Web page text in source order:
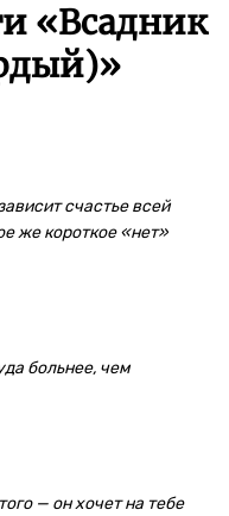
«Всадник
счастье всей
же короткое «нет»
больнее, чем
— он хочет на тебе